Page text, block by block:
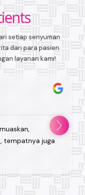
setiap senyuman
dari para pasien
layanan kami!
tempatnya juga